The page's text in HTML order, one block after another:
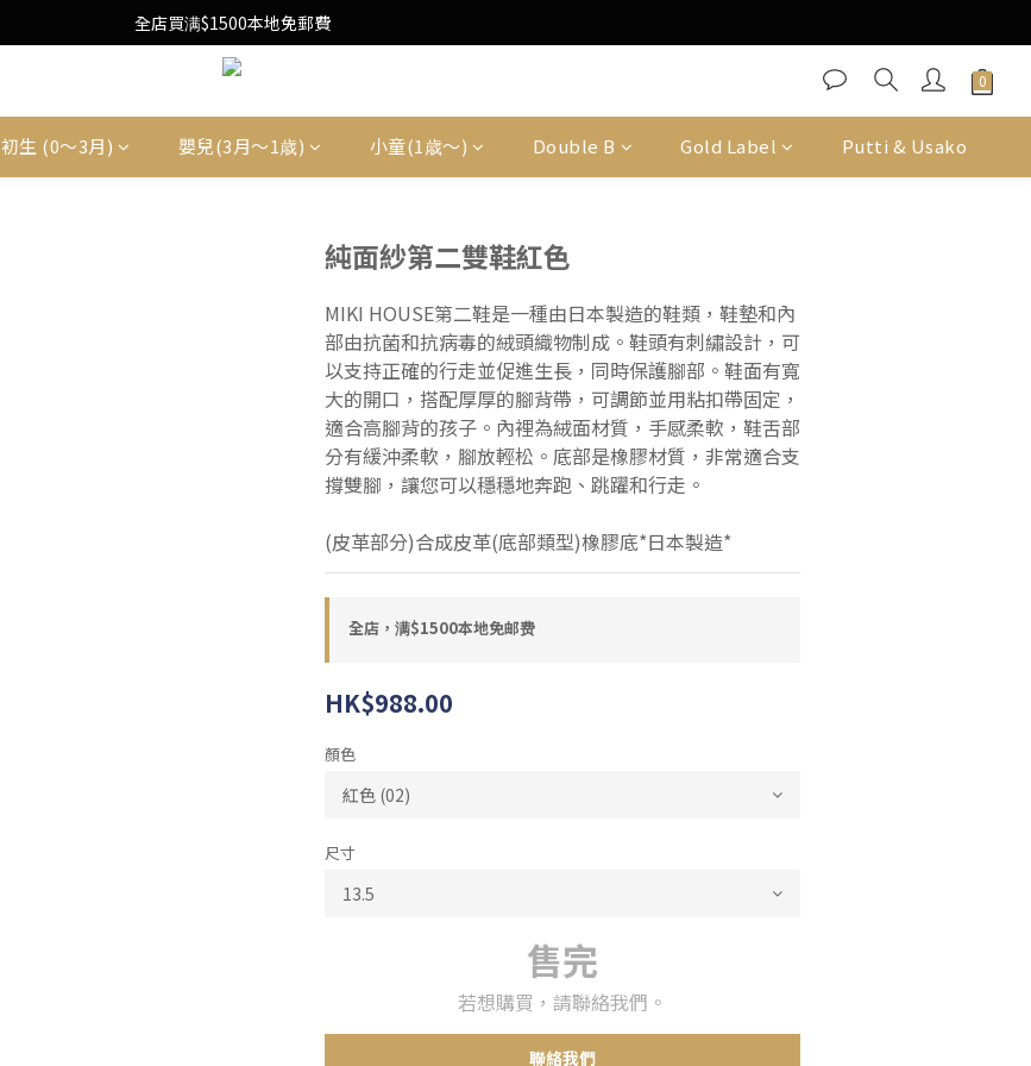
Free Local Shipping Upon $1500 purchase
全店買满$1500本地免郵費
Free Local Shipping Upon $1500 purchase
初生 (0〜3月) 嬰兒(3月〜1歳) 小童(1歳〜) Double B Gold Label Putti & Usako
純面紗第二雙鞋紅色
MIKI HOUSE第二鞋是一種由日本製造的鞋類，鞋墊和內
部由抗菌和抗病毒的絨頭織物制成。鞋頭有刺繡設計，可
以支持正確的行走並促進生長，同時保護腳部。鞋面有寬
大的開口，搭配厚厚的腳背帶，可調節並用粘扣帶固定，
適合高腳背的孩子。內裡為絨面材質，手感柔軟，鞋舌部
分有緩沖柔軟，腳放輕松。底部是橡膠材質，非常適合支
撐雙腳，讓您可以穩穩地奔跑、跳躍和行走。
(皮革部分)合成皮革(底部類型)橡膠底*日本製造*
全店，满$1500本地免邮费
HK$988.00
顏色
尺寸
售完
若想購買，請聯絡我們。
聯絡我們